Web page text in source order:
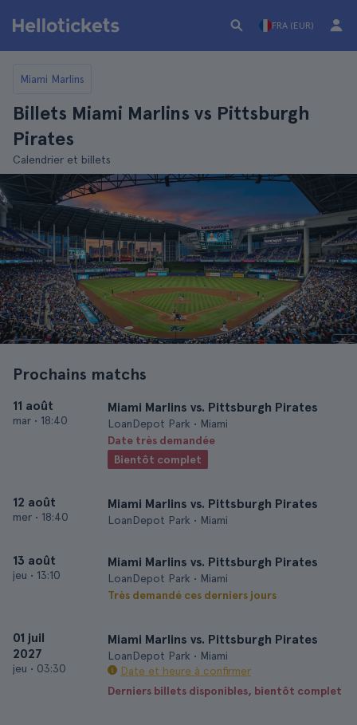
FRA (EUR)
Miami Marlins
Billets Miami Marlins vs Pittsburgh
Pirates
Calendrier et billets
Prochains matchs
11 août
mar • 18:40
Miami Marlins vs. Pittsburgh Pirates
LoanDepot Park • Miami
Date très demandée
Bientôt complet
12 août
mer • 18:40
Miami Marlins vs. Pittsburgh Pirates
LoanDepot Park • Miami
13 août
jeu • 13:10
Miami Marlins vs. Pittsburgh Pirates
LoanDepot Park • Miami
Très demandé ces derniers jours
01 juil
2027
jeu • 03:30
Miami Marlins vs. Pittsburgh Pirates
LoanDepot Park • Miami
Date et heure à confirmer
Derniers billets disponibles, bientôt complet